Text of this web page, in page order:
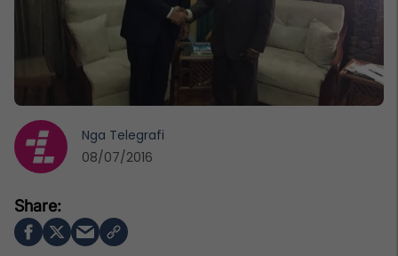
Nga Telegrafi
08/07/2016